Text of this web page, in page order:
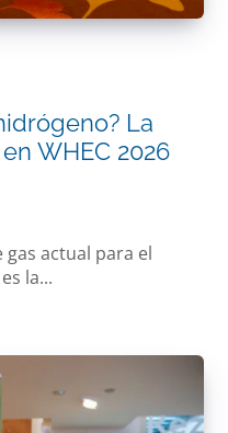
La
WHEC 2026
actual para el
la...